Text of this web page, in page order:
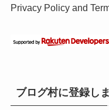
Privacy Policyand
ブログ村に登録し